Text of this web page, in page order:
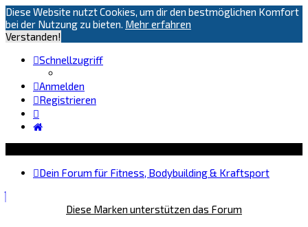
Diese Website nutzt Cookies, um dir den bestmöglichen Komfort
bei der Nutzung zu bieten. Mehr erfahren
Verstanden!
Schnellzugriff
Anmelden
Registrieren
Dein Forum für Fitness, Bodybuilding & Kraftsport
Diese Marken unterstützen das Forum